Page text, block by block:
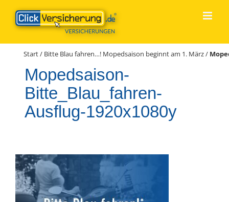
Inhalt
springen
Start/ Bitte Blau fahren…! Mopedsaison beginnt am 1. März/
Mopedsaison-
Bitte_Blau_fahren-
Ausflug-1920x1080y